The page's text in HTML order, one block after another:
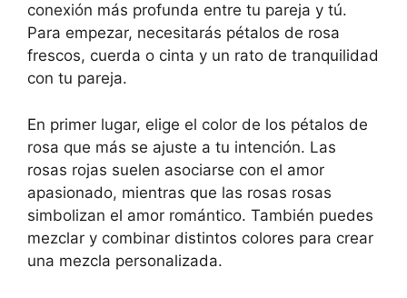
conexión más profunda entre tu pareja y tú.
Para empezar, necesitarás pétalos de rosa
frescos, cuerda o cinta y un rato de tranquilidad
con tu pareja.
En primer lugar, elige el color de los pétalos de
rosa que más se ajuste a tu intención. Las
rosas rojas suelen asociarse con el amor
apasionado, mientras que las rosas rosas
simbolizan el amor romántico. También puedes
mezclar y combinar distintos colores para crear
una mezcla personalizada.